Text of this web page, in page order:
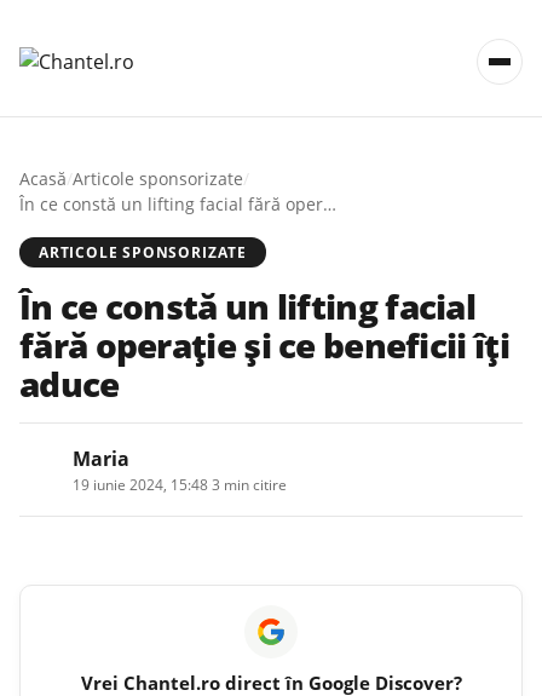
Acasă/Articole sponsorizate/
În ce constă un lifting facial fără operație și ce beneficii îți aduce
ARTICOLE SPONSORIZATE
În ce constă un lifting facial
fără operație și ce beneficii îți
aduce
Maria
19 iunie 2024, 15:483 min citire
Vrei Chantel.rodirect în Google Discover?